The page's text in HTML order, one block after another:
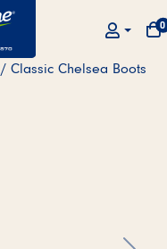
MON
0
/ Classic Chelsea Boots